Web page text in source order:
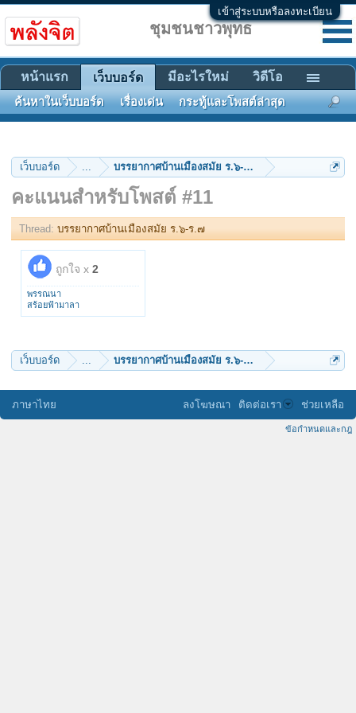
เข้าสู่ระบบหรือลงทะเบียน
เว็บบอร์ด ... บรรยากาศบ้านเมืองสมัย ร.๖-ร.๗
คะแนนสำหรับโพสต์ #11
Thread: บรรยากาศบ้านเมืองสมัย ร.๖-ร.๗
ถูกใจ x 2
พรรณนา
สร้อยฟ้ามาลา
เว็บบอร์ด ... บรรยากาศบ้านเมืองสมัย ร.๖-ร.๗
ชุมชนชาวพุทธ
หน้าแรก เว็บบอร์ด
ค้นหาในเว็บบอร์ด เรื่องเด่น กระทู้และโพสต์ล่าสุด
มีอะไรใหม่ วิดีโอ
ภาษาไทย ลงโฆษณา ติดต่อเรา ช่วยเหลือ
ข้อกำหนดและกฎ